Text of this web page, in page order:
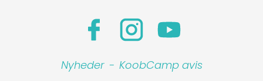
Nyheder - KoobCamp avis